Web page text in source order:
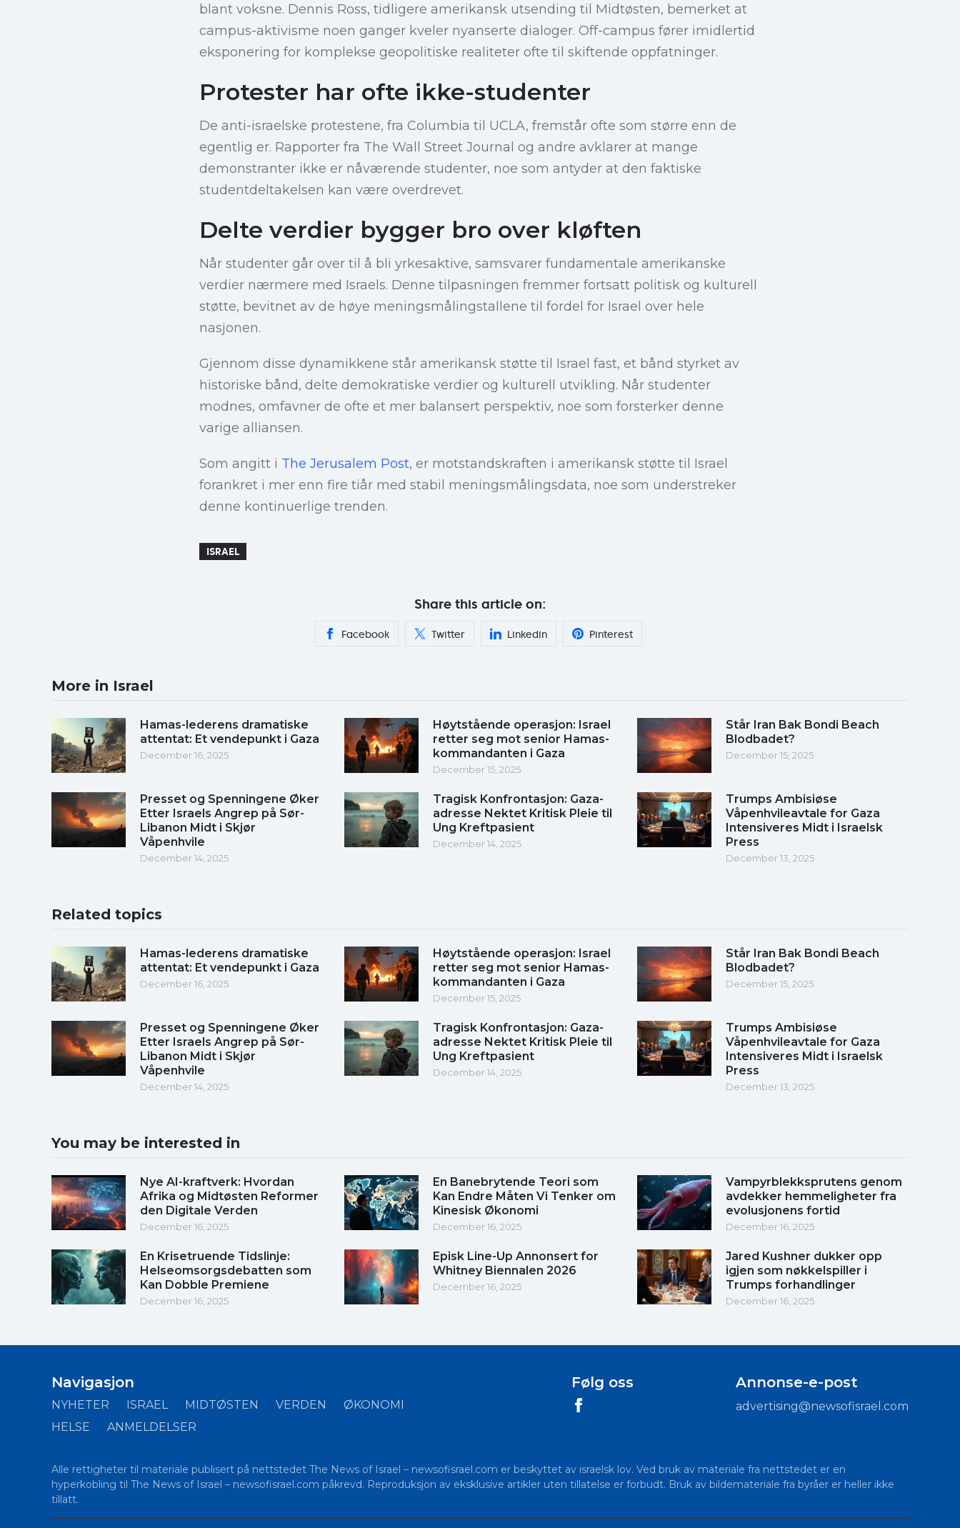
blant voksne. Dennis Ross, tidligere amerikansk utsending til Midtøsten, bemerket at
campus-aktivisme noen ganger kveler nyanserte dialoger. Off-campus fører imidlertid
eksponering for komplekse geopolitiske realiteter ofte til skiftende oppfatninger.
Protester har ofte ikke-studenter
De anti-israelske protestene, fra Columbia til UCLA, fremstår ofte som større enn de
egentlig er. Rapporter fra The Wall Street Journal og andre avklarer at mange
demonstranter ikke er nåværende studenter, noe som antyder at den faktiske
studentdeltakelsen kan være overdrevet.
Delte verdier bygger bro over kløften
Når studenter går over til å bli yrkesaktive, samsvarer fundamentale amerikanske
verdier nærmere med Israels. Denne tilpasningen fremmer fortsatt politisk og kulturell
støtte, bevitnet av de høye meningsmålingstallene til fordel for Israel over hele
nasjonen.
Gjennom disse dynamikkene står amerikansk støtte til Israel fast, et bånd styrket av
historiske bånd, delte demokratiske verdier og kulturell utvikling. Når studenter
modnes, omfavner de ofte et mer balansert perspektiv, noe som forsterker denne
varige alliansen.
Som angitt i The Jerusalem Post, er motstandskraften i amerikansk støtte til Israel
forankret i mer enn fire tiår med stabil meningsmålingsdata, noe som understreker
denne kontinuerlige trenden.
ISRAEL
Share this article on:
Facebook Twitter Linkedin Pinterest
More in Israel
Hamas-lederens dramatiske
attentat: Et vendepunkt i Gaza
December 16, 2025
Høytstående operasjon: Israel
retter seg mot senior Hamas-
kommandanten i Gaza
December 15, 2025
Står Iran Bak Bondi Beach
Blodbadet?
December 15, 2025
Presset og Spenningene Øker
Etter Israels Angrep på Sør-
Libanon Midt i Skjør
Våpenhvile
December 14, 2025
Tragisk Konfrontasjon: Gaza-
adresse Nektet Kritisk Pleie til
Ung Kreftpasient
December 14, 2025
Trumps Ambisiøse
Våpenhvileavtale for Gaza
Intensiveres Midt i Israelsk
Press
December 13, 2025
Related topics
Hamas-lederens dramatiske
attentat: Et vendepunkt i Gaza
December 16, 2025
Høytstående operasjon: Israel
retter seg mot senior Hamas-
kommandanten i Gaza
December 15, 2025
Står Iran Bak Bondi Beach
Blodbadet?
December 15, 2025
Presset og Spenningene Øker
Etter Israels Angrep på Sør-
Libanon Midt i Skjør
Våpenhvile
December 14, 2025
Tragisk Konfrontasjon: Gaza-
adresse Nektet Kritisk Pleie til
Ung Kreftpasient
December 14, 2025
Trumps Ambisiøse
Våpenhvileavtale for Gaza
Intensiveres Midt i Israelsk
Press
December 13, 2025
You may be interested in
Nye AI-kraftverk: Hvordan
Afrika og Midtøsten Reformer
den Digitale Verden
December 16, 2025
En Banebrytende Teori som
Kan Endre Måten Vi Tenker om
Kinesisk Økonomi
December 16, 2025
Vampyrblekksprutens genom
avdekker hemmeligheter fra
evolusjonens fortid
December 16, 2025
En Krisetruende Tidslinje:
Helseomsorgsdebatten som
Kan Dobble Premiene
December 16, 2025
Episk Line-Up Annonsert for
Whitney Biennalen 2026
December 16, 2025
Jared Kushner dukker opp
igjen som nøkkelspiller i
Trumps forhandlinger
December 16, 2025
Navigasjon
NYHETER ISRAEL MIDTØSTEN VERDEN
ØKONOMI
HELSE
ANMELDELSER
Følg oss Annonse-e-post
advertising@newsofisrael.com
Alle rettigheter til materiale publisert på nettstedet The News of Israel – newsofisrael.com er beskyttet av israelsk lov. Ved bruk av materiale fra nettstedet er en
hyperkobling til The News of Israel – newsofisrael.com påkrevd. Reproduksjon av eksklusive artikler uten tillatelse er forbudt. Bruk av bildemateriale fra byråer er heller ikke
tillatt.